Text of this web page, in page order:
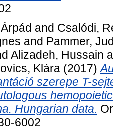
and Csalódi,
and Pammer,
Alizadeh, Hussain
Klára (2017)
szerepe T-
Hungarian data.
6002